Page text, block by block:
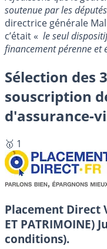
soutenue par les
directrice générale
c’était « le seul
financement pérenne et
Sélection des
souscription
d'assurance-
🥇 1
Placement Direct
ET PATRIMOINE)
conditions).